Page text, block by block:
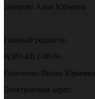
Зубарева Анна Юрьевна
Главный редактор:
8(383-43) 2-06-56
Голиченко Ирина Юрьевна
Электронный адрес: